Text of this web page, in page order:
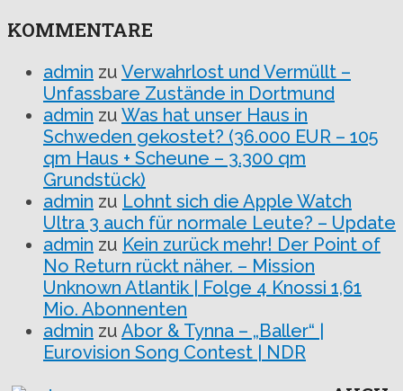
KOMMENTARE
admin zu Verwahrlost und Vermüllt –
Unfassbare Zustände in Dortmund
admin zu Was hat unser Haus in
Schweden gekostet? (36.000 EUR – 105
qm Haus + Scheune – 3.300 qm
Grundstück)
admin zu Lohnt sich die Apple Watch
Ultra 3 auch für normale Leute? – Update
admin zu Kein zurück mehr! Der Point of
No Return rückt näher. – Mission
Unknown Atlantik | Folge 4 Knossi 1,61
Mio. Abonnenten
admin zu Abor & Tynna – „Baller“ |
Eurovision Song Contest | NDR